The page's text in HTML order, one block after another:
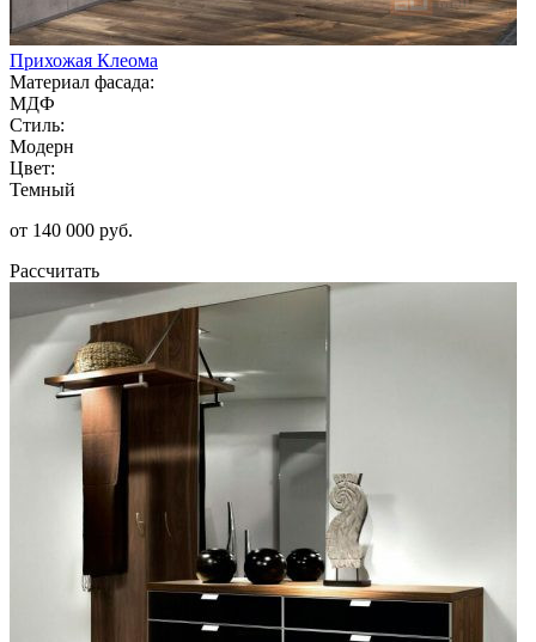
Прихожая Клеома
Материал фасада:
МДФ
Стиль:
Модерн
Цвет:
Темный
от 140 000 руб.
Рассчитать